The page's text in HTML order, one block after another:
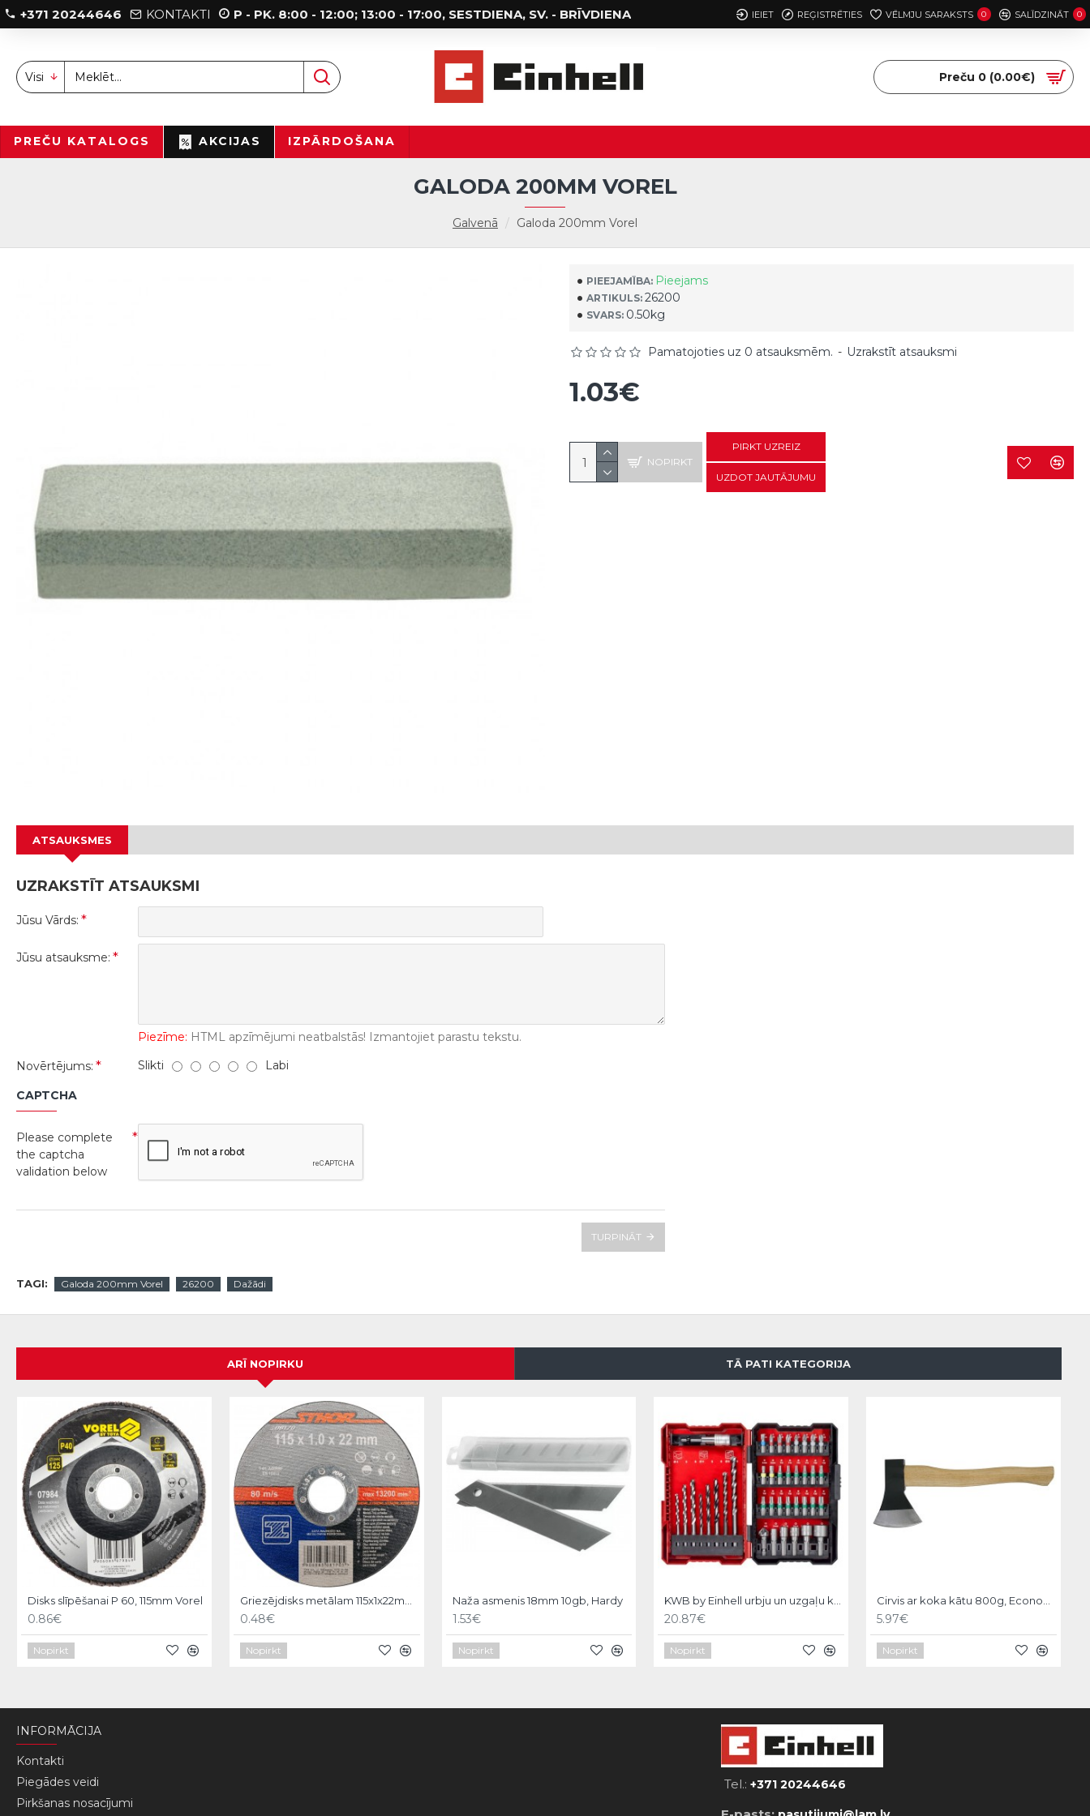
+371 20244646 KONTAKTI P - PK. 8:00 - 12:00; 13:00 - 17:00, SESTDIENA, SV. - BRĪVDIENA IEIET REĢISTRĒTIES VĒLMJU SARAKSTS 0 SALĪDZINĀT 0
Visi Preču 0 (0.00€)
PREČU KATALOGS AKCIJAS IZPĀRDOŠANA
Galvenā Galoda 200mm Vorel
GALODA 200MM VOREL
PIEEJAMĪBA: Pieejams
ARTIKULS: 26200
SVARS: 0.50kg
Pamatojoties uz 0 atsauksmēm. - Uzrakstīt atsauksmi
1.03€
NOPIRKT
PIRKT UZREIZ
UZDOT JAUTĀJUMU
ATSAUKSMES
UZRAKSTĪT ATSAUKSMI
Jūsu Vārds:
Jūsu atsauksme:
Piezīme: HTML apzīmējumi neatbalstās! Izmantojiet parastu tekstu.
Novērtējums:
Slikti Labi
CAPTCHA
Please complete
the captcha
validation below
TURPINĀT
TAGI: Galoda 200mm Vorel 26200 Dažādi
ARĪ NOPIRKU TĀ PATI KATEGORIJA
Disks slīpēšanai P 60, 115mm Vorel
0.86€
Nopirkt
0.48€
Nopirkt
Naža asmenis 18mm 10gb, Hardy
1.53€
Nopirkt
20.87€
Nopirkt
5.97€
Nopirkt
INFORMĀCIJA
Kontakti
Piegādes veidi
Pirkšanas nosacījumi
Tel.:+371 20244646